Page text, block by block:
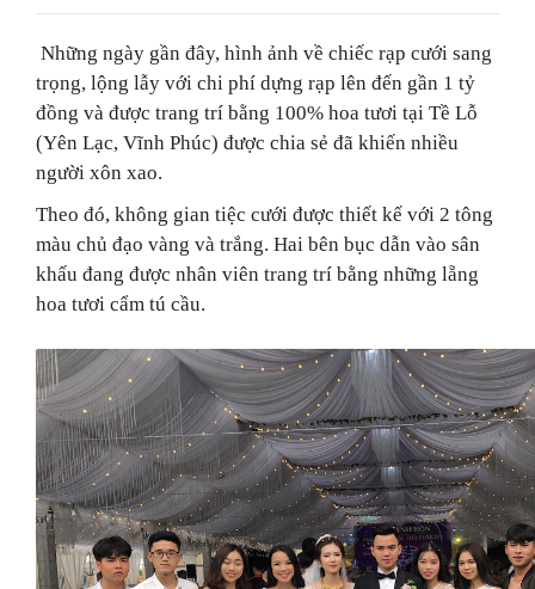
Những ngày gần đây, hình ảnh về chiếc rạp cưới sang
trọng, lộng lẫy với chi phí dựng rạp lên đến gần 1 tỷ
đồng và được trang trí bằng 100% hoa tươi tại Tề Lỗ
(Yên Lạc, Vĩnh Phúc) được chia sẻ đã khiến nhiều
người xôn xao.
Theo đó, không gian tiệc cưới được thiết kế với 2 tông
màu chủ đạo vàng và trắng. Hai bên bục dẫn vào sân
khấu đang được nhân viên trang trí bằng những lẵng
hoa tươi cẩm tú cầu.